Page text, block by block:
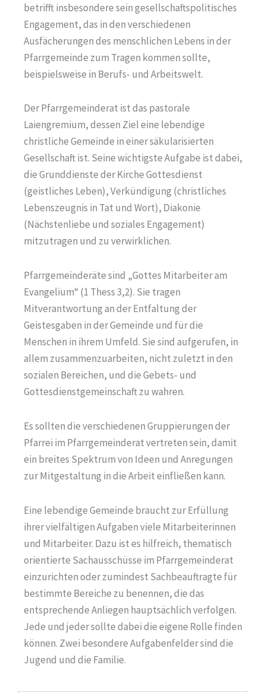
betrifft insbesondere sein gesellschaftspolitisches
Engagement, das in den verschiedenen
Ausfächerungen des menschlichen Lebens in der
Pfarrgemeinde zum Tragen kommen sollte,
beispielsweise in Berufs- und Arbeitswelt.
Der Pfarrgemeinderat ist das pastorale
Laiengremium, dessen Ziel eine lebendige
christliche Gemeinde in einer säkularisierten
Gesellschaft ist. Seine wichtigste Aufgabe ist dabei,
die Grunddienste der Kirche Gottesdienst
(geistliches Leben), Verkündigung (christliches
Lebenszeugnis in Tat und Wort), Diakonie
(Nächstenliebe und soziales Engagement)
mitzutragen und zu verwirklichen.
Pfarrgemeinderäte sind „Gottes Mitarbeiter am
Evangelium“ (1 Thess 3,2). Sie tragen
Mitverantwortung an der Entfaltung der
Geistesgaben in der Gemeinde und für die
Menschen in ihrem Umfeld. Sie sind aufgerufen, in
allem zusammenzuarbeiten, nicht zuletzt in den
sozialen Bereichen, und die Gebets- und
Gottesdienstgemeinschaft zu wahren.
Es sollten die verschiedenen Gruppierungen der
Pfarrei im Pfarrgemeinderat vertreten sein, damit
ein breites Spektrum von Ideen und Anregungen
zur Mitgestaltung in die Arbeit einfließen kann.
Eine lebendige Gemeinde braucht zur Erfüllung
ihrer vielfältigen Aufgaben viele Mitarbeiterinnen
und Mitarbeiter. Dazu ist es hilfreich, thematisch
orientierte Sachausschüsse im Pfarrgemeinderat
einzurichten oder zumindest Sachbeauftragte für
bestimmte Bereiche zu benennen, die das
entsprechende Anliegen hauptsächlich verfolgen.
Jede und jeder sollte dabei die eigene Rolle finden
können. Zwei besondere Aufgabenfelder sind die
Jugend und die Familie.